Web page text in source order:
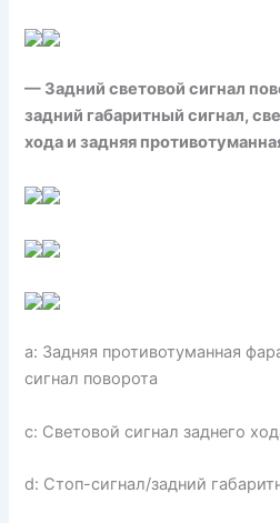
— Задний световой сигнал
задний габаритный сигнал,
хода и задняя
а: Задняя противотуманная
сигнал поворота
с: Световой сигнал заднего
d: Стоп-сигнал/задний